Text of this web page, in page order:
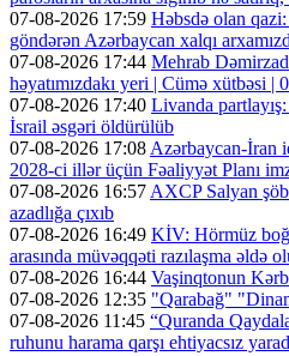
07-08-2026 17:59 Həbsdə olan
göndərən Azərbaycan xalqı
07-08-2026 17:44 Mehrab
həyatımızdakı yeri | Cümə xütbəsi
07-08-2026 17:40 Livanda
İsrail əsgəri öldürülüb
07-08-2026 17:08Azərbaycan-İran
2028-ci illər üçün Fəaliyyət Planı
07-08-2026 16:57AXCP Salyan
azadlığa çıxıb
07-08-2026 16:49 KİV: Hörmüz
arasında müvəqqəti razılaşma əldə
07-08-2026 16:44 Vaşinqtonun
07-08-2026 12:35 "Qarabağ"
07-08-2026 11:45 “Quranda
ruhunu harama qarşı ehtiyacsız